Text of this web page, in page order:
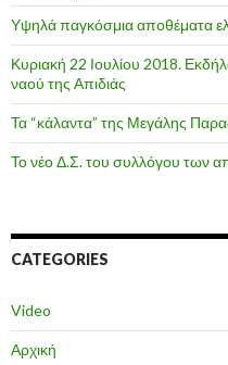
Υψηλά παγκόσμια αποθέματα
Κυριακή 22 Ιουλίου 2018.
ναού της Απιδιάς
Τα “κάλαντα” της Μεγάλης
Το νέο Δ.Σ. του συλλόγου των
CATEGORIES
Video
Αρχική